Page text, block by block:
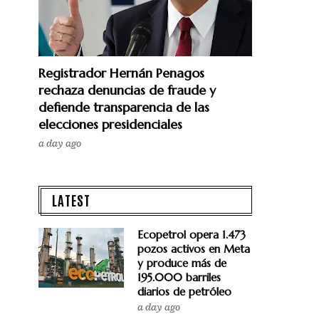
Registrador Hernán Penagos
rechaza denuncias de fraude y
defiende transparencia de las
elecciones presidenciales
a day ago
LATEST
Ecopetrol opera 1.473
pozos activos en Meta
y produce más de
195.000 barriles
diarios de petróleo
a day ago